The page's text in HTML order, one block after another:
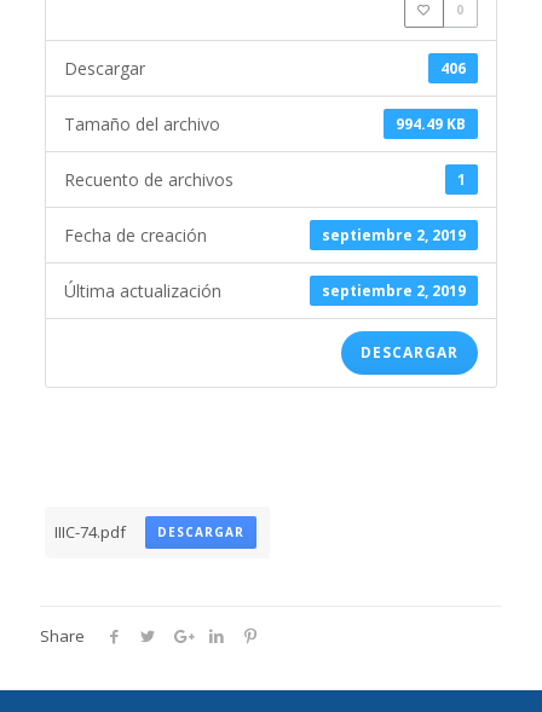
0
406
Descargar
994.49 KB
Tamaño del archivo
1
Recuento de archivos
septiembre 2, 2019
Fecha de creación
septiembre 2, 2019
Última actualización
DESCARGAR
IIIC-74.pdf DESCARGAR
Share